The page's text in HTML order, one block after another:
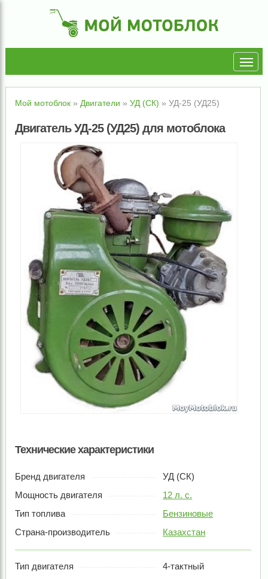
Мой мотоблок» Двигатели » УД (СК) » УД-25 (УД25)
Двигатель УД-25 (УД25) для мотоблока
Технические характеристики
Бренд двигателя
УД (СК)
Мощность двигателя
12 л. с.
Тип топлива
Бензиновые
Страна-производитель
Казахстан
Тип двигателя
4-тактный